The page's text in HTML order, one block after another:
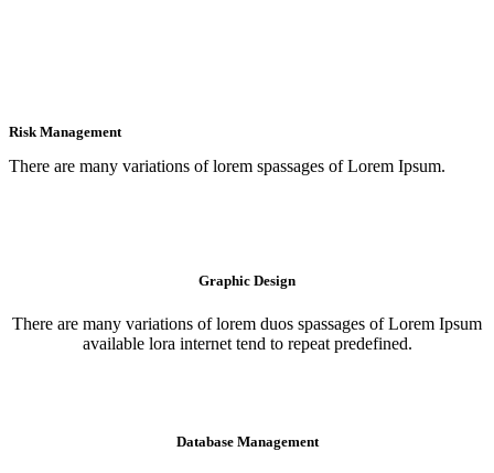
Risk Management
There are many variations of lorem spassages of Lorem Ipsum.
Graphic Design
There are many variations of lorem duos spassages of Lorem Ipsum
available lora internet tend to repeat predefined.
Database Management